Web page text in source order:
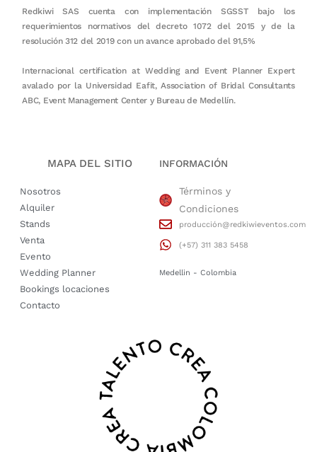
Redkiwi SAS cuenta con implementación SGSST bajo los
requerimientos normativos del decreto 1072 del 2015 y de la
resolución 312 del 2019 con un avance aprobado del 91,5%
Internacional certification at Wedding and Event Planner Expert
avalado por la Universidad Eafit, Association of Bridal Consultants
ABC, Event Management Center y Bureau de Medellín.
MAPA DEL SITIO
Nosotros
Alquiler
Stands
Venta
Evento
Wedding Planner
Bookings locaciones
Contacto
INFORMACIÓN
Términos y
Condiciones
producción@redkiwieventos.com
(+57) 311 383 5458
Medellin - Colombia